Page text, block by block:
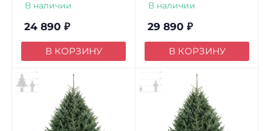
В наличии
24 890 ₽
В КОРЗИНУ
В наличии
29 890 ₽
В КОРЗИНУ